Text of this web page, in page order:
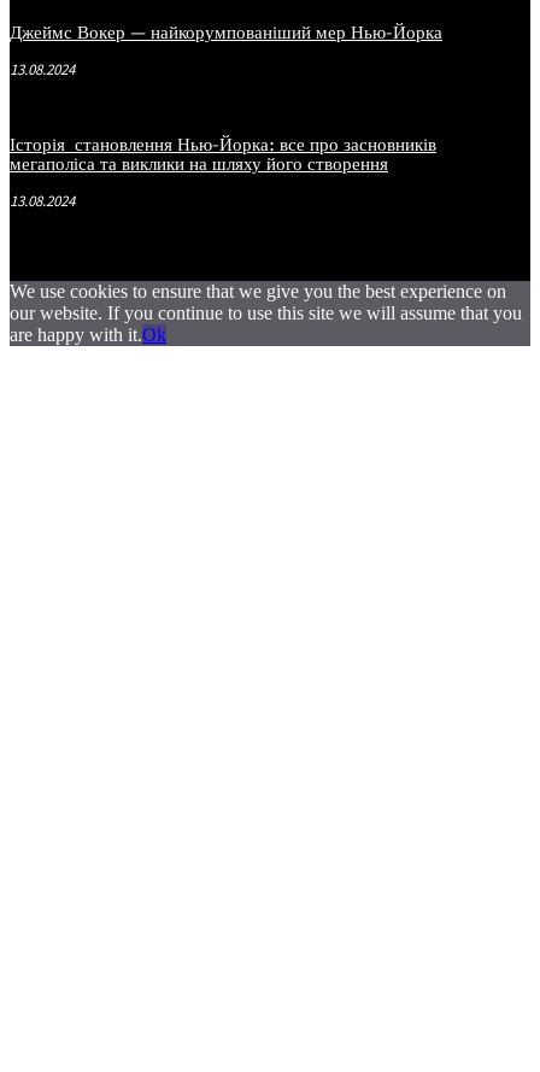
Джеймс Вокер — найкорумпованіший мер Нью-Йорка
13.08.2024
Історія становлення Нью-Йорка: все про засновників
мегаполіса та виклики на шляху його створення
13.08.2024
We use cookies to ensure that we give you the best experience on
our website. If you continue to use this site we will assume that you
are happy with it.Ok